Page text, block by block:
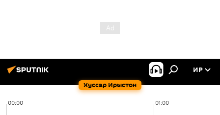
Хуссар Ирыстон
ИР
00:00 01:00